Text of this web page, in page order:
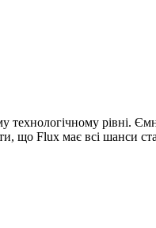
рівні.
що Flux має всі шанси